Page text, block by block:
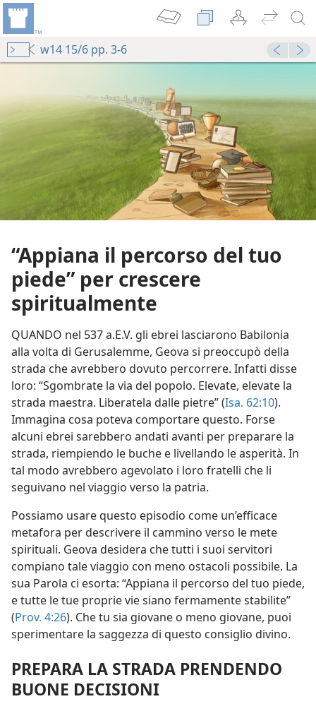
w14 15/6 pp. 3-6
“Appiana il percorso del tuo
piede” per crescere
spiritualmente
QUANDO nel 537 a.E.V. gli ebrei lasciarono Babilonia
alla volta di Gerusalemme, Geova si preoccupò della
strada che avrebbero dovuto percorrere. Infatti disse
loro: “Sgombrate la via del popolo. Elevate, elevate la
strada maestra. Liberatela dalle pietre” (Isa. 62:10).
Immagina cosa poteva comportare questo. Forse
alcuni ebrei sarebbero andati avanti per preparare la
strada, riempiendo le buche e livellando le asperità. In
tal modo avrebbero agevolato i loro fratelli che li
seguivano nel viaggio verso la patria.
Possiamo usare questo episodio come un’efficace
metafora per descrivere il cammino verso le mete
spirituali. Geova desidera che tutti i suoi servitori
compiano tale viaggio con meno ostacoli possibile. La
sua Parola ci esorta: “Appiana il percorso del tuo piede,
e tutte le tue proprie vie siano fermamente stabilite”
(Prov. 4:26). Che tu sia giovane o meno giovane, puoi
sperimentare la saggezza di questo consiglio divino.
PREPARA LA STRADA PRENDENDO
BUONE DECISIONI